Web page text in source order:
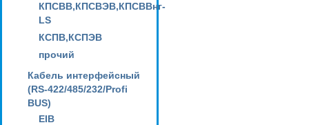
КПСВВ,КПСВЭВ,КПСВВнг-
LS
КСПВ,КСПЭВ
прочий
Кабель интерфейсный
(RS-422/485/232/Profi
BUS)
EIB